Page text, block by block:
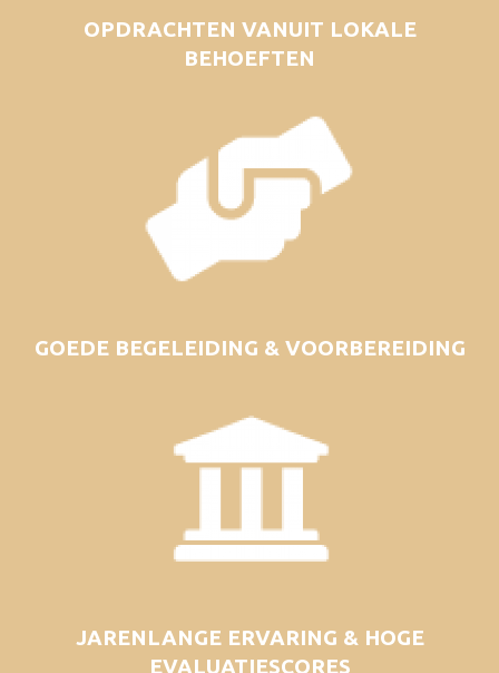
OPDRACHTEN VANUIT LOKALE
BEHOEFTEN
GOEDE BEGELEIDING & VOORBEREIDING
JARENLANGE ERVARING & HOGE
EVALUATIESCORES